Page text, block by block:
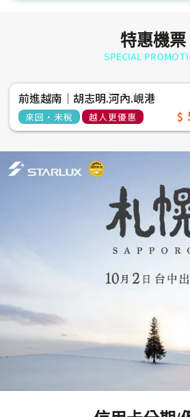
特惠機票
SPECIAL
前進越南│胡志明.河內.峴港
來回‧未稅 越人更優惠